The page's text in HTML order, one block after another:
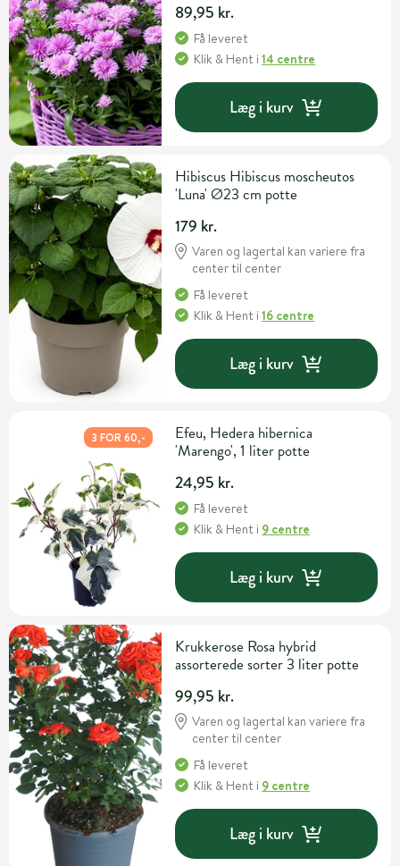
89,95 kr.
Få leveret
Klik & Hent i14 centre
Læg i kurv
Hibiscus Hibiscus moscheutos
'Luna' Ø23 cm potte
179 kr.
Varen og lagertal kan variere fra
center til center
Få leveret
Klik & Hent i16 centre
Læg i kurv
3 FOR 60,-
Efeu, Hedera hibernica
'Marengo', 1 liter potte
24,95 kr.
Få leveret
Klik & Hent i 9 centre
Læg i kurv
Krukkerose Rosa hybrid
assorterede sorter 3 liter potte
99,95 kr.
Varen og lagertal kan variere fra
center til center
Få leveret
Klik & Hent i 9 centre
Læg i kurv